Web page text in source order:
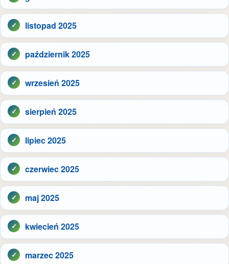
listopad 2025
październik 2025
wrzesień 2025
sierpień 2025
lipiec 2025
czerwiec 2025
maj 2025
kwiecień 2025
marzec 2025